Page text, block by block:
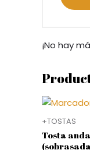
¡No hay
+TOSTAS
Tosta